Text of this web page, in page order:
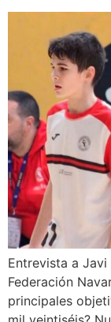
Entrevista a
Federación
principales